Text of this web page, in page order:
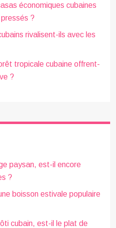
économiques cubaines
?
rivalisent-ils avec les
tropicale cubaine offrent-
?
paysan, est-il encore
?
boisson estivale populaire
cubain, est-il le plat de